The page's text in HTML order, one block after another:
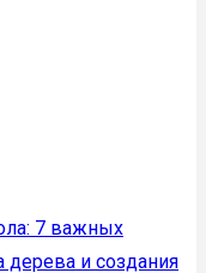
7 важных
и создания